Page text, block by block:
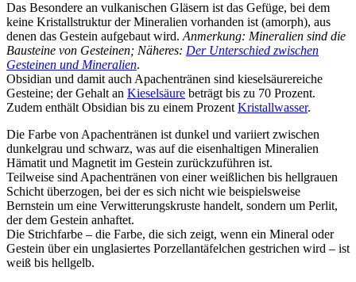
Das Besondere an vulkanischen Gläsern ist das Gefüge, bei dem
keine Kristallstruktur der Mineralien vorhanden ist (amorph), aus
denen das Gestein aufgebaut wird.Anmerkung: Mineralien sind die
Bausteine von Gesteinen; Näheres: Der Unterschied zwischen
Gesteinen und Mineralien.
Obsidian und damit auch Apachentränen sind kieselsäurereiche
Gesteine; der Gehalt an Kieselsäure beträgt bis zu 70 Prozent.
Zudem enthält Obsidian bis zu einem ProzentKristallwasser.
Die Farbe von Apachentränen ist dunkel und variiert zwischen
dunkelgrau und schwarz, was auf die eisenhaltigen Mineralien
Hämatit und Magnetit im Gestein zurückzuführen ist.
Teilweise sind Apachentränen von einer weißlichen bis hellgrauen
Schicht überzogen, bei der es sich nicht wie beispielsweise
Bernstein um eine Verwitterungskruste handelt, sondern um Perlit,
der dem Gestein anhaftet.
Die Strichfarbe – die Farbe, die sich zeigt, wenn ein Mineral oder
Gestein über ein unglasiertes Porzellantäfelchen gestrichen wird – ist
weiß bis hellgelb.